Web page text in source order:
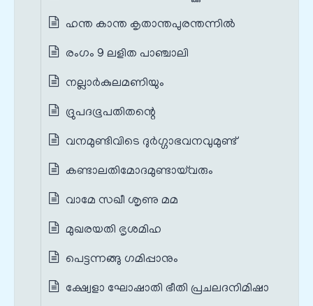
ഹന്ത കാന്ത കൃതാന്തപുരന്തന്നില്‍
രംഗം 9 ലളിത പാഞ്ചാലി
നല്ലാര്‍കുലമണിയും
ദ്രുപദഭൂപതിതന്റെ
വനമുണ്ടിവിടെ ദുര്‍ഗ്ഗാഭവനവുമുണ്ട്
കണ്ടാലതിമോദമുണ്ടായ്‌വരും
വാമേ സഖീ ശൃണു മമ
മുഖരയതി ഭൃശമിഹ
പെട്ടന്നങ്ങു ഗമിപ്പാനും
ക്ഷ്വേളാ ഘോഷാതി ഭീതി പ്രചലദനിമിഷാ